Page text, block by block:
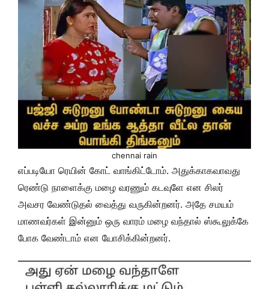
chennai rain
எப்படியோ ரெயின் கோட் வாங்கிட்டோம். அதுக்காகவாவது
ரெண்டு நாளைக்கு மழை வரணும் கடவுளே என சிலர்
அவசர வேண்டுதல் வைத்து வருகின்றனர். அதே சமயம்
மாணவர்கள் இன்னும் ஒரு வாரம் மழை வந்தால் ஸ்கூலுக்கே
போக வேண்டாம் என யோசிக்கின்றனர்.